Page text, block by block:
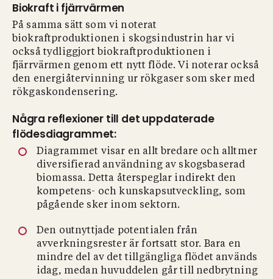
Biokraft i fjärrvärmen
På samma sätt som vi noterat
biokraftproduktionen i skogsindustrin har vi
också tydliggjort biokraftproduktionen i
fjärrvärmen genom ett nytt flöde. Vi noterar också
den energiåtervinning ur rökgaser som sker med
rökgaskondensering.
Några reflexioner till det uppdaterade
flödesdiagrammet:
Diagrammet visar en allt bredare och alltmer
diversifierad användning av skogsbaserad
biomassa. Detta återspeglar indirekt den
kompetens- och kunskapsutveckling, som
pågående sker inom sektorn.
Den outnyttjade potentialen från
avverkningsrester är fortsatt stor. Bara en
mindre del av det tillgängliga flödet används
idag, medan huvuddelen går till nedbrytning